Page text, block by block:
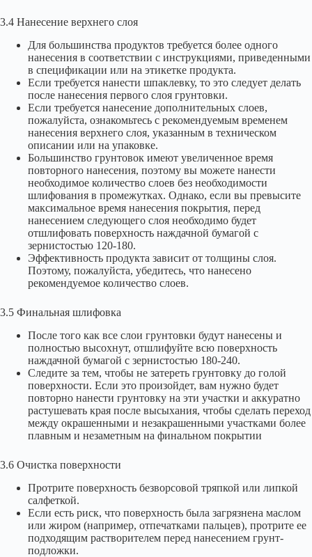
3.4 Нанесение верхнего слоя
Для большинства продуктов требуется более одного
нанесения в соответствии с инструкциями, приведенными
в спецификации или на этикетке продукта.
Если требуется нанести шпаклевку, то это следует делать
после нанесения первого слоя грунтовки.
Если требуется нанесение дополнительных слоев,
пожалуйста, ознакомьтесь с рекомендуемым временем
нанесения верхнего слоя, указанным в техническом
описании или на упаковке.
Большинство грунтовок имеют увеличенное время
повторного нанесения, поэтому вы можете нанести
необходимое количество слоев без необходимости
шлифования в промежутках. Однако, если вы превысите
максимальное время нанесения покрытия, перед
нанесением следующего слоя необходимо будет
отшлифовать поверхность наждачной бумагой с
зернистостью 120-180.
Эффективность продукта зависит от толщины слоя.
Поэтому, пожалуйста, убедитесь, что нанесено
рекомендуемое количество слоев.
3.5 Финальная шлифовка
После того как все слои грунтовки будут нанесены и
полностью высохнут, отшлифуйте всю поверхность
наждачной бумагой с зернистостью 180-240.
Следите за тем, чтобы не затереть грунтовку до голой
поверхности. Если это произойдет, вам нужно будет
повторно нанести грунтовку на эти участки и аккуратно
растушевать края после высыхания, чтобы сделать переход
между окрашенными и незакрашенными участками более
плавным и незаметным на финальном покрытии
3.6 Очистка поверхности
Протрите поверхность безворсовой тряпкой или липкой
салфеткой.
Если есть риск, что поверхность была загрязнена маслом
или жиром (например, отпечатками пальцев), протрите ее
подходящим растворителем перед нанесением грунт-
подложки.